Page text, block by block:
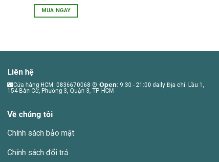
MUA NGAY
Liên hệ
🌃Cửa hàng HCM: 0836670068 ⏰ 𝗢𝗽𝗲𝗻: 9:30 - 21:00 daily Địa chỉ: Lầu 1,
154 Bàn Cờ, Phường 3, Quận 3, TP. HCM
Về chúng tôi
Chính sách bảo mật
Chính sách đổi trả